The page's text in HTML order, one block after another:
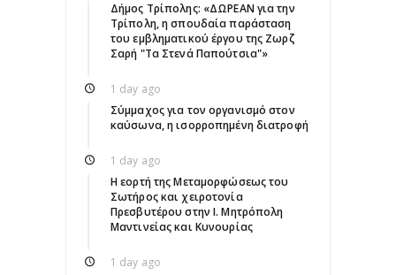
Δήμος Τρίπολης: «ΔΩΡΕΑΝ για την
Τρίπολη, η σπουδαία παράσταση
του εμβληματικού έργου της Ζωρζ
Σαρή "Τα Στενά Παπούτσια"»
1 day ago
Σύμμαχος για τον οργανισμό στον
καύσωνα, η ισορροπημένη διατροφή
1 day ago
Η εορτή της Μεταμορφώσεως του
Σωτήρος και χειροτονία
Πρεσβυτέρου στην Ι. Μητρόπολη
Μαντινείας και Κυνουρίας
1 day ago